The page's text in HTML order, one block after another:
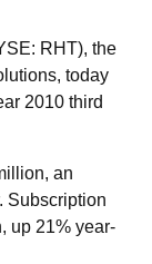
RHT), the
today
2010 third
an
Subscription
up 21% year-